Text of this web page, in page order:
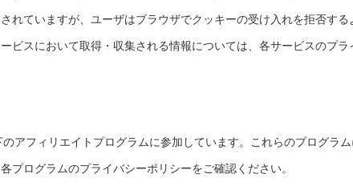
れていますが、ユーザはブラウザでクッキーの受け入れを拒否する
ビスにおいて取得・収集される情報については、各サービスのプラ
アフィリエイトプログラムに参加しています。これらのプログラム
プログラムのプライバシーポリシーをご確認ください。